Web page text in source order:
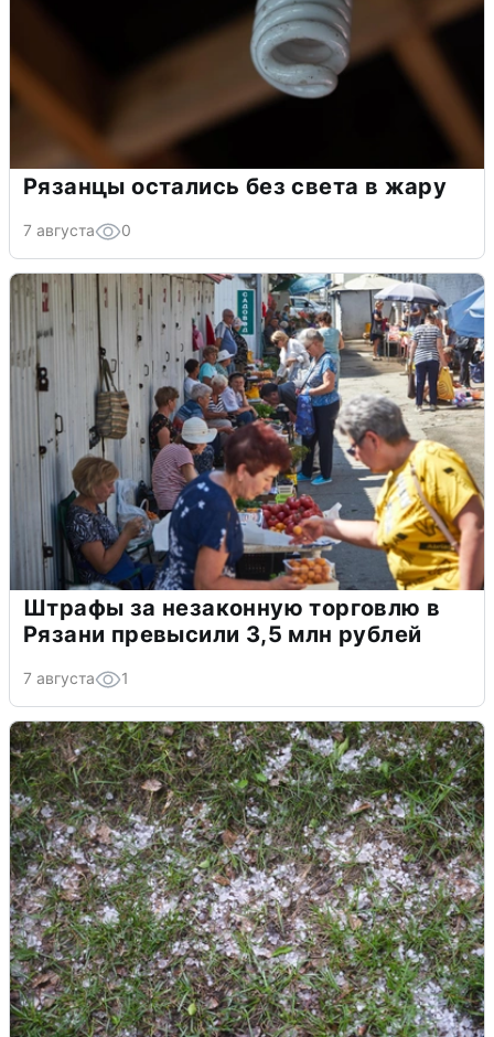
Рязанцы остались без света в жару
7 августа 0
Штрафы за незаконную торговлю в
Рязани превысили 3,5 млн рублей
7 августа 1